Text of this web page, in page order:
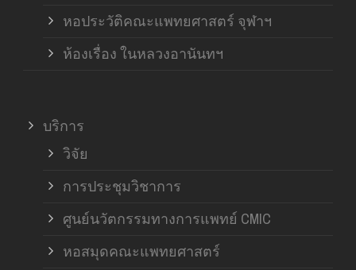
หอประวัติคณะแพทยศาสตร์ จุฬาฯ
ห้องเรื่อง ในหลวงอานันทฯ
บริการ
วิจัย
การประชุมวิชาการ
ศูนย์นวัตกรรมทางการแพทย์ CMIC
หอสมุดคณะแพทยศาสตร์